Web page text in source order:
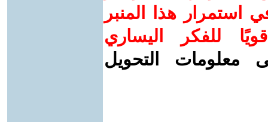
استمرار هذا المنبر
للفكر اليساري
معلومات التحويل